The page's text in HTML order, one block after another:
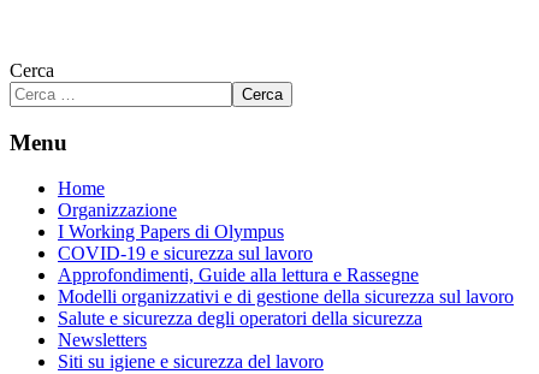
Cerca
Cerca
Menu
Home
Organizzazione
I Working Papers di Olympus
COVID-19 e sicurezza sul lavoro
Approfondimenti, Guide alla lettura e Rassegne
Modelli organizzativi e di gestione della sicurezza sul lavoro
Salute e sicurezza degli operatori della sicurezza
Newsletters
Siti su igiene e sicurezza del lavoro